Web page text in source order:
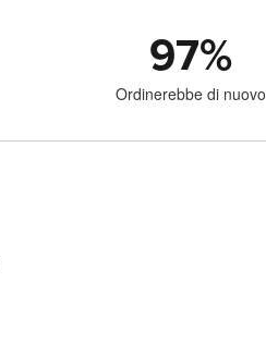
97%
Ordinerebbe di nuovo